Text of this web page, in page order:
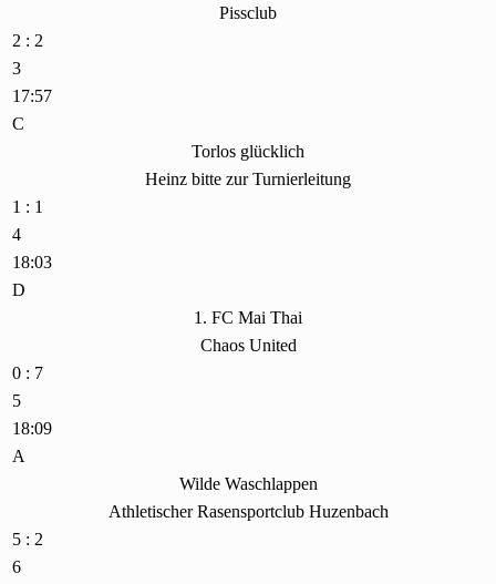
Pissclub
2 : 2
3
17:57
C
Torlos glücklich
Heinz bitte zur Turnierleitung
1 : 1
4
18:03
D
1. FC Mai Thai
Chaos United
0 : 7
5
18:09
A
Wilde Waschlappen
Athletischer Rasensportclub Huzenbach
5 : 2
6